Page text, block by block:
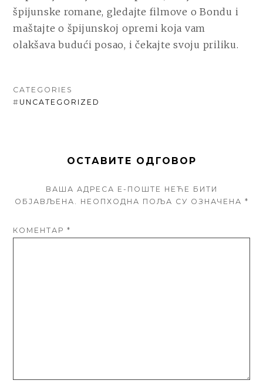
špijunske romane, gledajte filmove o Bondu i
maštajte o špijunskoj opremi koja vam
olakšava budući posao, i čekajte svoju priliku.
CATEGORIES
# UNCATEGORIZED
ОСТАВИТЕ ОДГОВОР
ВАША АДРЕСА Е-ПОШТЕ НЕЋЕ БИТИ
ОБЈАВЉЕНА. НЕОПХОДНА ПОЉА СУ ОЗНАЧЕНА *
КОМЕНТАР*